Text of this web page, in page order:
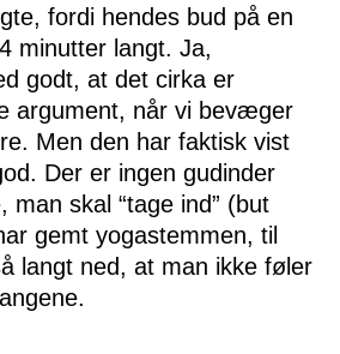
fordi hendes bud på en
minutter langt. Ja,
godt, at det cirka er
argument, når vi bevæger
Men den har faktisk vist
Der er ingen gudinder
man skal “tage ind” (but
gemt yogastemmen, til
langt ned, at man ikke føler